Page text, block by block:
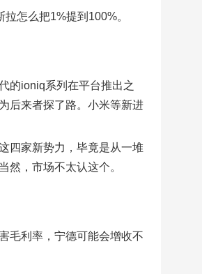
怎么把1%提到100%。
的ioniq系列在平台推出之
后来者探了路。小米等新进
四家新势力，毕竟是从一堆
然，市场不太认这个。
毛利率，宁德可能会增收不